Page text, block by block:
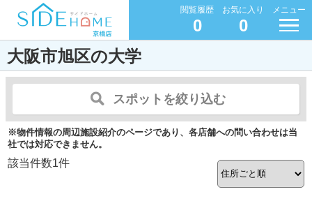
閲覧履歴
0
お気に入り
0
メニュー
大阪市旭区の大学
スポットを絞り込む
※物件情報の周辺施設紹介のページであり、各店舗への問い合わせは当
社では対応できません。
該当件数1件